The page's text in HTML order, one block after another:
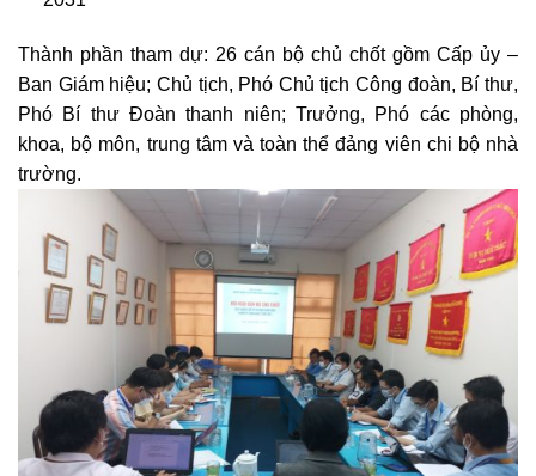
Thành phần tham dự: 26 cán bộ chủ chốt gồm Cấp ủy –
Ban Giám hiệu; Chủ tịch, Phó Chủ tịch Công đoàn, Bí thư,
Phó Bí thư Đoàn thanh niên; Trưởng, Phó các phòng,
khoa, bộ môn, trung tâm và toàn thể đảng viên chi bộ nhà
trường.